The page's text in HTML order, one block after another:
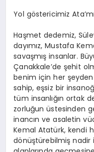
Yol göstericimiz
Haşmet dedemiz,
dayımız, Mustafa
savaşmış insanlar.
Çanakkale’de şehit
benim için her
sahip, eşsiz bir
tüm insanlığın ortak
zorluğun üstesinden
inancın ve asaletin
Kemal Atatürk, kendi
dönüştürebilmiş nadir